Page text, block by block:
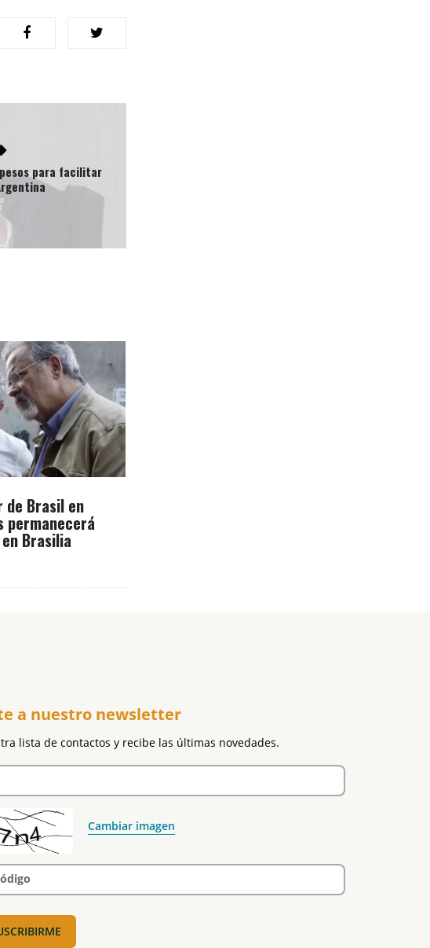
para facilitar
de Brasil en
permanecerá
Brasilia
a nuestro newsletter
lista de contactos y recibe las últimas novedades.
Cambiar imagen